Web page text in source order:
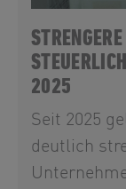
2025
Seit 2025
deutlich